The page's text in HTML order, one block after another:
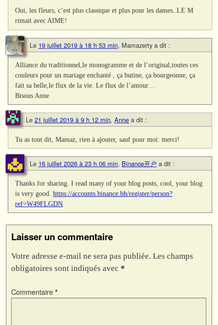
Oui, les fleurs, c’est plus classique et plus pour les dames..LE M
rimait avec AIME!
Le 19 juillet 2019 à 18 h 53 min, Mamazerty a dit :
Alliance du traditionnel,le monogramme et de l’original,toutes ces
couleurs pour un mariage enchanté , ça butine, ça bourgeonne, ça
fait sa belle,le flux de la vie. Le flux de l’amour…
Bisous Anne
Le 21 juillet 2019 à 9 h 12 min, Anne a dit :
Tu as tout dit, Mamaz, rien à ajouter, sauf pour moi: merci!
Le 16 juillet 2026 à 23 h 06 min, Binance开户 a dit :
Thanks for sharing. I read many of your blog posts, cool, your blog
is very good.https://accounts.binance.bh/register/person?
ref=W49FLGDN
Laisser un commentaire
Votre adresse e-mail ne sera pas publiée. Les champs
obligatoires sont indiqués avec *
Commentaire *